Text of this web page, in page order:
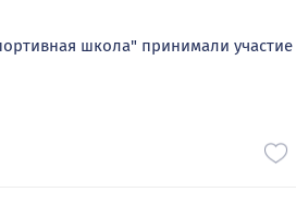
школа" принимали участие